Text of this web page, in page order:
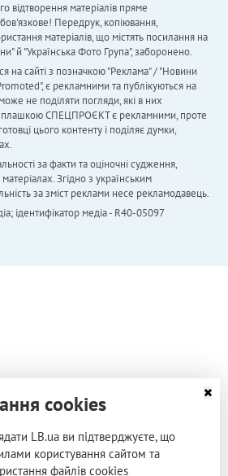
відтворення матеріалів пряме
Передрук, копіювання,
матеріалів, що містять посилання на
й "Українська Фото Група", заборонено.
на сайті з позначкою "Реклама" / "Новини
є рекламними та публікуються на
не поділяти погляди, які в них
плашкою СПЕЦПРОЄКТ є рекламними, проте
цього контенту і поділяє думки,
за факти та оціночні судження,
Згідно з українським
за зміст реклами несе рекламодавець.
ідентифікатор медіа - R40-05097
cookies
LB.ua ви підтверджуєте, що
користування сайтом та
файлів cookies